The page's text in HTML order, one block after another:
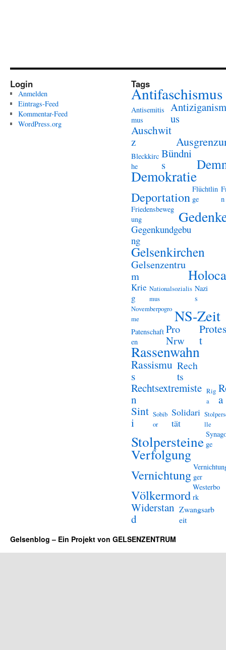
Login
Anmelden
Eintrags-Feed
Kommentar-Feed
WordPress.org
Tags
Antifaschismus
Antisemitis
mus
Antiziganism
us
Auschwit
z
Bleckkirc
he
Bündni
s
Demokratie
Deportation
Flüchtlin
ge
n
Friedensbeweg
ung
Gegenkundgebu
ng
Gelsenkirchen
Gelsenzentru
m
Krie
g
Nationalsozialis
mus
Nazi
s
Novemberpogro
me
NS-Zeit
Patenschaft
en
Pro
Nrw
Protes
t
Rassenwahn
Rassismu
s
Rech
ts
Rechtsextremiste
n
Rig
a
a
Sint
i
Sobib
or
Solidari
tät
lle
Stolpersteine ge
Verfolgung
Vernichtung ger
Völkermord Westerbo
rk
Widerstan
d
Zwangsarb
eit
Gelsenblog – Ein Projekt von GELSENZENTRUM